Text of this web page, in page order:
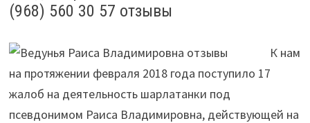
(968) 560 30 57 отзывы
К нам
на протяжении февраля 2018 года поступило 17
жалоб на деятельность шарлатанки под
псевдонимом Раиса Владимировна, действующей на